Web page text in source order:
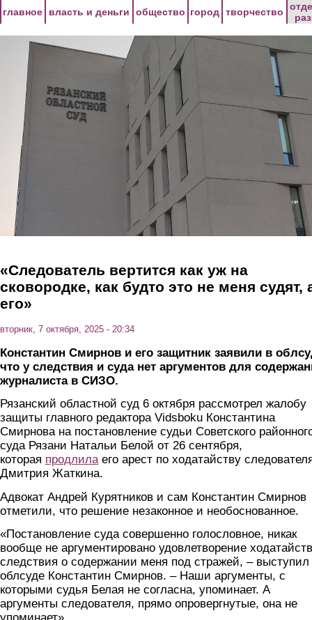
главное власть и деньги общество город творчество
«Следователь вертится как уж на
сковородке, как будто это не меня судят,
его»
вторник, 7 октября, 2025 - 20:34
Константин Смирнов и его защитник заявили в
что у следствия и суда нет аргументов для
журналиста в СИЗО.
Рязанский областной суд 6 октября рассмотрел жалобу
защиты главного редактора Vidsboku Константина
Смирнова на постановление судьи Советского
суда Рязани Натальи Белой от 26 сентября,
которая продлилаего арест по ходатайству
Дмитрия Жаткина.
Адвокат Андрей Курятников и сам Константин Смирнов
отметили, что решение незаконное и необоснованное.
«Постановление суда совершенно голословное, никак
вообще не аргументировано удовлетворение
следствия о содержании меня под стражей, – выступил
облсуде Константин Смирнов. – Наши аргументы, с
которыми судья Белая не согласна, упоминает. А
аргументы следователя, прямо опровергнутые, она не